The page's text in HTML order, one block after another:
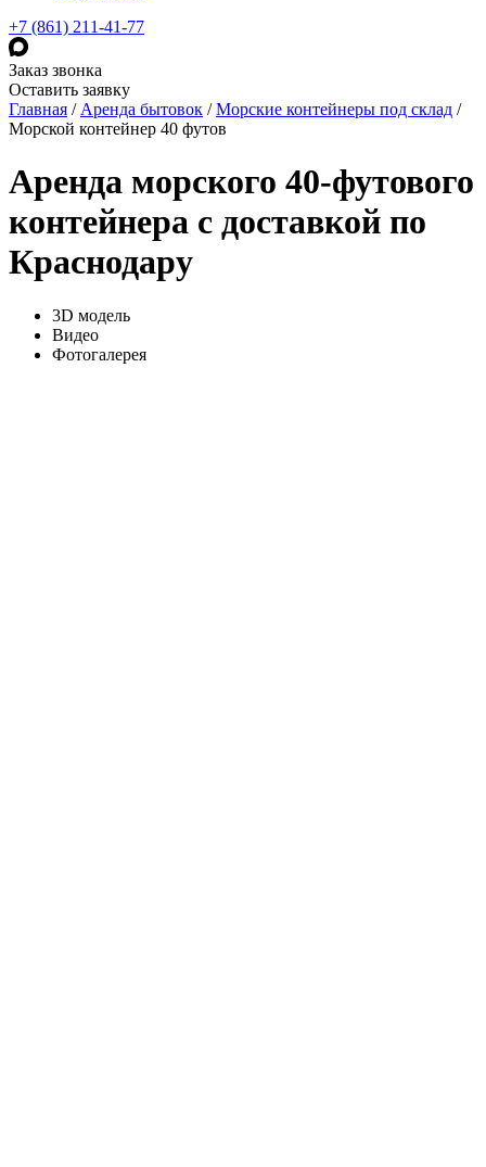
+7 (861) 211-41-77
Заказ звонка
Оставить заявку
Главная / Аренда бытовок /Морские контейнеры под склад /
Морской контейнер 40 футов
Аренда морского 40-футового
контейнера с доставкой по
Краснодару
3D модель
Видео
Фотогалерея